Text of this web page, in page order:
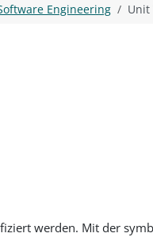
Engineering Unit
werden. Mit der